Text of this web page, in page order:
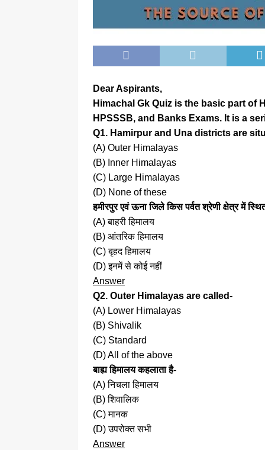
Dear Aspirants,
Himachal Gk Quiz is the basic part of
HPSSSB, and Banks Exams. It is a
Q1. Hamirpur and Una districts are
(A) Outer Himalayas
(B) Inner Himalayas
(C) Large Himalayas
(D) None of these
हमीरपुर एवं ऊना जिले किस पर्वत श्रेणी क्षेत्र में
(A) बाहरी हिमालय
(B) आंतरिक हिमालय
(C) बृहद हिमालय
(D) इनमें से कोई नहीं
Answer
Q2. Outer Himalayas are called-
(A) Lower Himalayas
(B) Shivalik
(C) Standard
(D) All of the above
बाह्य हिमालय कहलाता है-
(A) निचला हिमालय
(B) शिवालिक
(C) मानक
(D) उपरोक्त सभी
Answer